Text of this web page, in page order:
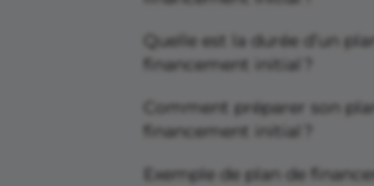
Quelle est la durée d’un
financement initial ?
Comment préparer son
financement initial ?
Exemple de plan de